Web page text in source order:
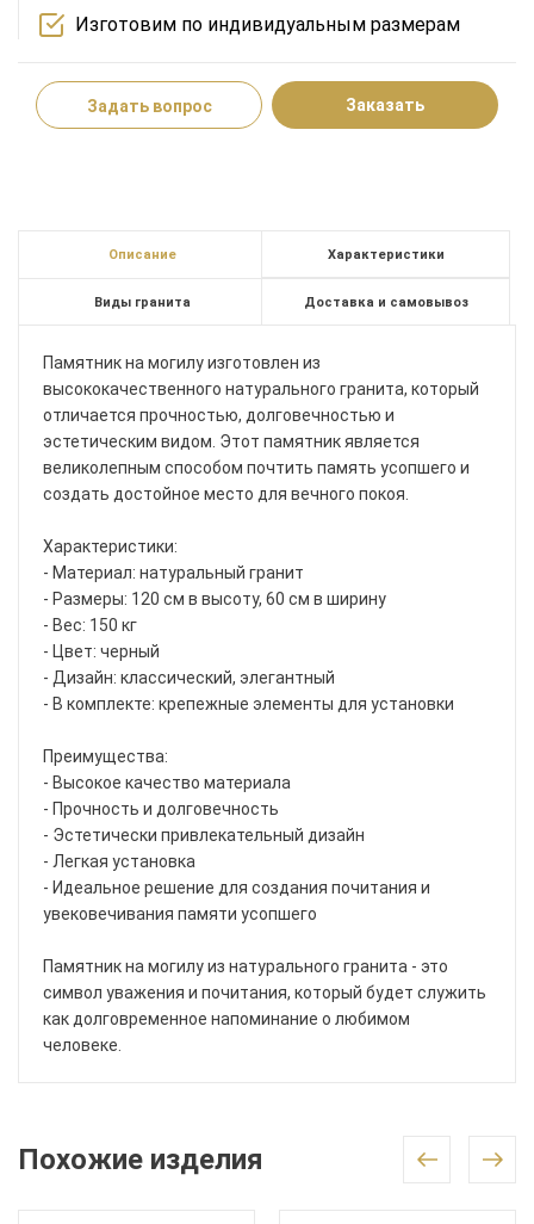
Изготовим по индивидуальным размерам
Задать вопрос Заказать
Описание Характеристики
Виды гранита Доставка и самовывоз
Памятник на могилу изготовлен из
высококачественного натурального гранита, который
отличается прочностью, долговечностью и
эстетическим видом. Этот памятник является
великолепным способом почтить память усопшего и
создать достойное место для вечного покоя.
Характеристики:
- Материал: натуральный гранит
- Размеры: 120 см в высоту, 60 см в ширину
- Вес: 150 кг
- Цвет: черный
- Дизайн: классический, элегантный
- В комплекте: крепежные элементы для установки
Преимущества:
- Высокое качество материала
- Прочность и долговечность
- Эстетически привлекательный дизайн
- Легкая установка
- Идеальное решение для создания почитания и
увековечивания памяти усопшего
Памятник на могилу из натурального гранита - это
символ уважения и почитания, который будет служить
как долговременное напоминание о любимом
человеке.
Похожие изделия